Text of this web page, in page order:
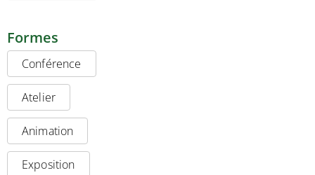
Formes
Conférence
Atelier
Animation
Exposition